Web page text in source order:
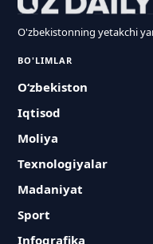
O'zbekistonning yetakchi
BO'LIMLAR
O‘zbekiston
Iqtisod
Moliya
Texnologiyalar
Madaniyat
Sport
Infografika